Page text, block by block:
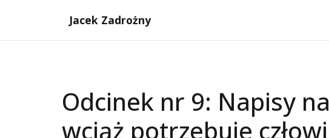
Jacek Zadrożny
Odcinek nr 9: Napisy
wciąż potrzebuje